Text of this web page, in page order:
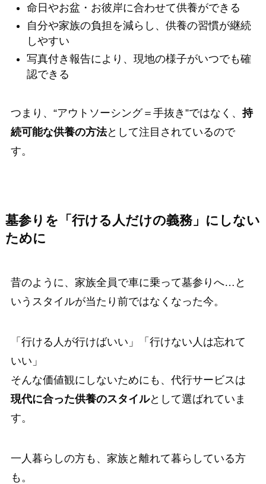
命日やお盆・お彼岸に合わせて供養ができる
自分や家族の負担を減らし、供養の習慣が継続
しやすい
写真付き報告により、現地の様子がいつでも確
認できる
つまり、“アウトソーシング＝手抜き”ではなく、 持
続可能な供養の方法として注目されているので
す。
墓参りを「行ける人だけの義務」にしない
ために
昔のように、家族全員で車に乗って墓参りへ…と
いうスタイルが当たり前ではなくなった今。
「行ける人が行けばいい」「行けない人は忘れて
いい」
そんな価値観にしないためにも、代行サービスは
現代に合った供養のスタイルとして選ばれていま
す。
一人暮らしの方も、家族と離れて暮らしている方
も。